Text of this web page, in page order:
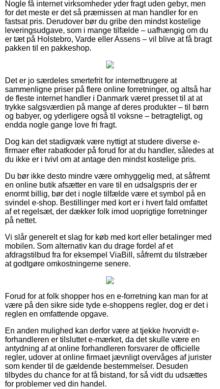
Nogle få internet virksomheder yder fragt uden gebyr, men
for det meste er det så præmissen at man handler for en
fastsat pris. Derudover bør du gribe den mindst kostelige
leveringsudgave, som i mange tilfælde – uafhængig om du
er tæt på Holstebro, Varde eller Assens – vil blive at få bragt
pakken til en pakkeshop.
Det er jo særdeles smertefrit for internetbrugere at
sammenligne priser på flere online forretninger, og altså har
de fleste internet handler i Danmark været presset til at at
trykke salgsværdien på mange af deres produkter – til børn
og babyer, og yderligere også til voksne – betragteligt, og
endda nogle gange love fri fragt.
Dog kan det stadigvæk være nyttigt at studere diverse e-
firmaer efter rabatkoder på forud for at du handler, således at
du ikke er i tvivl om at antage den mindst kostelige pris.
Du bør ikke desto mindre være omhyggelig med, at såfremt
en online butik afsætter en vare til en udsalgspris der er
enormt billig, bør det i nogle tilfælde være et symbol på en
svindel e-shop. Bestillinger med kort er i hvert fald omfattet
af et regelsæt, der dækker folk imod uoprigtige forretninger
på nettet.
Vi slår generelt et slag for køb med kort eller betalinger med
mobilen. Som alternativ kan du drage fordel af et
afdragstilbud fra for eksempel ViaBill, såfremt du tilstræber
at godtgøre omkostningerne senere.
Forud for at folk shopper hos en e-forretning kan man for at
være på den sikre side tyde e-shoppens regler, dog er det i
reglen en omfattende opgave.
En anden mulighed kan derfor være at tjekke hvorvidt e-
forhandleren er tilsluttet e-mærket, da det skulle være en
antydning af at online forhandleren forsvarer de officielle
regler, udover at online firmaet jævnligt overvåges af jurister
som kender til de gældende bestemmelser. Desuden
tilbydes du chance for at få bistand, for så vidt du udsættes
for problemer ved din handel.